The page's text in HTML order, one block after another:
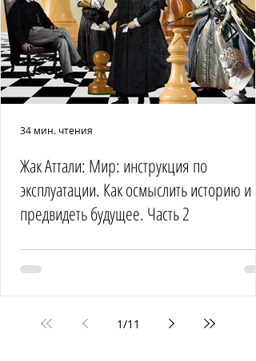
Жак Аттали: Мир: инструкция по
эксплуатации. Как осмыслить историю и
предвидеть будущее. Часть 2
34 мин. чтения
1/11